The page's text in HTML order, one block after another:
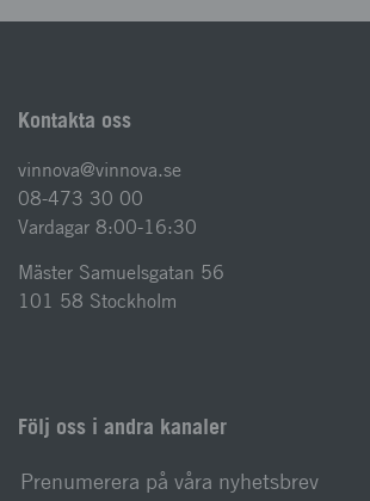
Kontakta oss
vinnova@vinnova.se
08-473 30 00
Vardagar 8:00-16:30
Mäster Samuelsgatan 56
101 58 Stockholm
Följ oss i andra kanaler
Prenumerera på våra nyhetsbrev